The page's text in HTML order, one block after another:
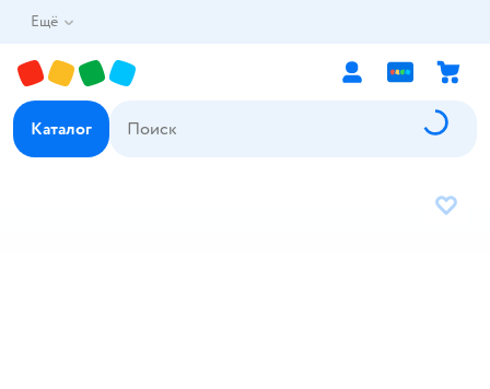
Ещё
Каталог
В